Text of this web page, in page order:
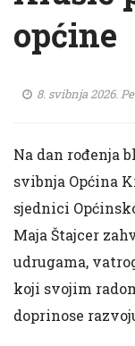
općine
8. svibnja 2026.
Na dan rođenja
svibnja Općina
sjednici
Maja Štajcer
udrugama,
koji svojim
doprinose